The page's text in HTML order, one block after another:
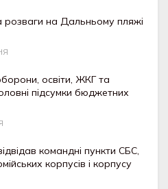
розваги на Дальньому пляжі
освіти, ЖКГ та
підсумки бюджетних
командні пункти СБС,
корпусів і корпусу